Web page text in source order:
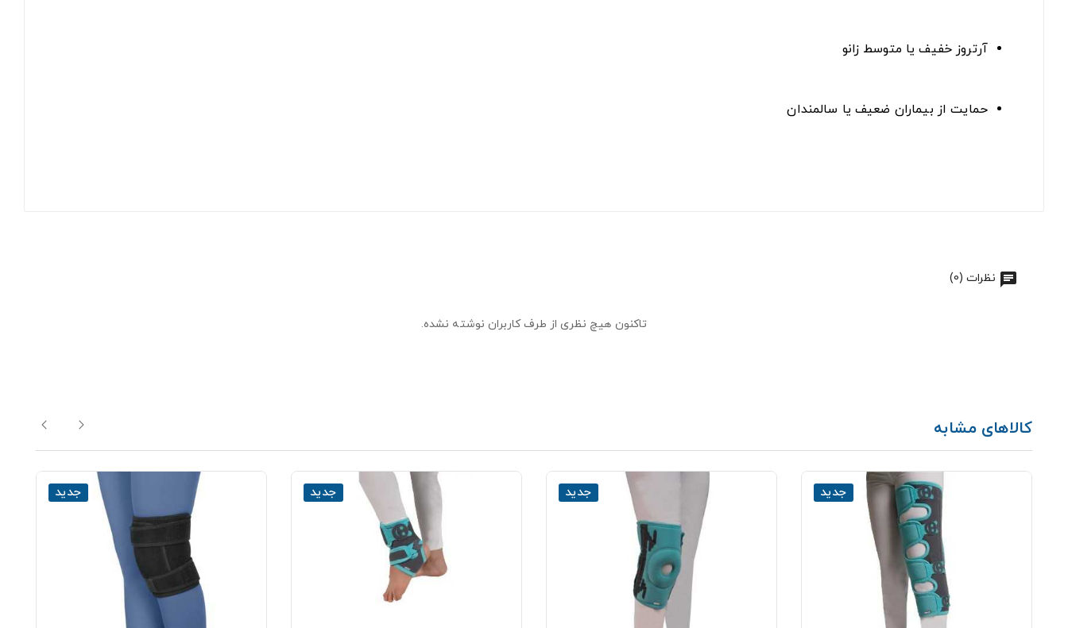
آرتروز خفیف یا متوسط زانو
حمایت از بیماران ضعیف یا سالمندان
نظرات (0)
تاکنون هیچ نظری از طرف کاربران نوشته نشده.
کالاهای مشابه
جدید جدید جدید جدید